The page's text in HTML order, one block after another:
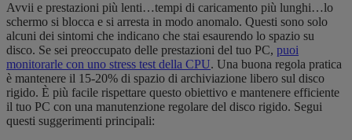
Avvii e prestazioni più lenti…tempi di caricamento più lunghi…lo
schermo si blocca e si arresta in modo anomalo. Questi sono solo
alcuni dei sintomi che indicano che stai esaurendo lo spazio su
disco. Se sei preoccupato delle prestazioni del tuo PC, puoi
monitorarle con uno stress test della CPU. Una buona regola pratica
è mantenere il 15-20% di spazio di archiviazione libero sul disco
rigido. È più facile rispettare questo obiettivo e mantenere efficiente
il tuo PC con una manutenzione regolare del disco rigido. Segui
questi suggerimenti principali: